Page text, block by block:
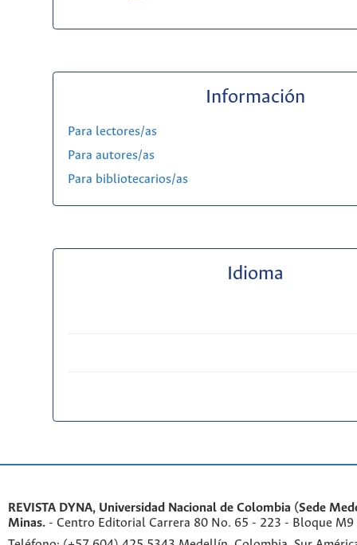
Información
Para lectores/as
Para autores/as
Para bibliotecarios/as
Idioma
REVISTA DYNA, Universidad Nacional de Colombia (Sede
Minas. - Centro Editorial Carrera 80 No. 65 - 223 - Bloque